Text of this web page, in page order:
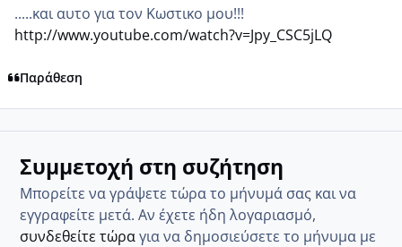
.....και αυτο για τον Κωστικο μου!!!
http://www.youtube.com/watch?v=Jpy_CSC5jLQ
Παράθεση
Συμμετοχή στη συζήτηση
Μπορείτε να γράψετε τώρα το μήνυμά σας και να
εγγραφείτε μετά. Αν έχετε ήδη λογαριασμό,
συνδεθείτε τώραγια να δημοσιεύσετε το μήνυμα με